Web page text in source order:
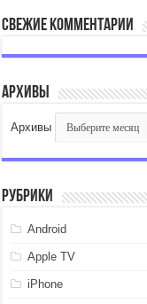
Свежие комментарии
Архивы
Архивы
Рубрики
Android
Apple TV
iPhone